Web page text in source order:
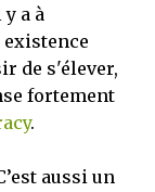
a à
de s'élever,
fortement
.
aussi un